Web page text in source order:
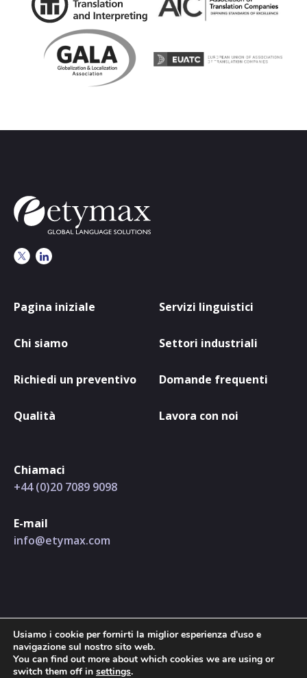
Pagina iniziale
Chi siamo
Richiedi un preventivo
Qualità
Servizi linguistici
Settori industriali
Domande frequenti
Lavora con noi
Chiamaci
+44 (0)20 7089 9098
E-mail
info@etymax.com
© Etymax 2026 | Registered in England and Wales No.
Usiamo i cookie per fornirti la miglior esperienza d'uso e
navigazione sul nostro sito web.
You can find out more about which cookies we are using or
switch them off in settings.